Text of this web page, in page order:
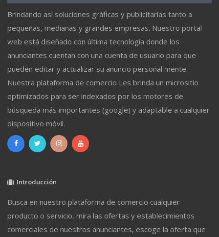
Brindando así soluciones gráficas y publicitarias tanto a
pequeñas, medianas y grandes empresas. Nuestro portal
web está diseñado con última tecnología donde los
anunciantes cuentan con una cuenta de usuario para que
pueden editar y actualizar su anuncio personal mente.
Nuestra plataforma de comercio Les brinda un micrositio
optimizados para ser indexados por los motores de
búsqueda más importantes (google) y adaptable a cualquier
dispositivo móvil.
Introducción
Busca en nuestro plataforma de comercio cualquier
producto o servicio, mira las ofertas y establecimientos
comerciales de nuestros anunciantes, escoge la oferta que